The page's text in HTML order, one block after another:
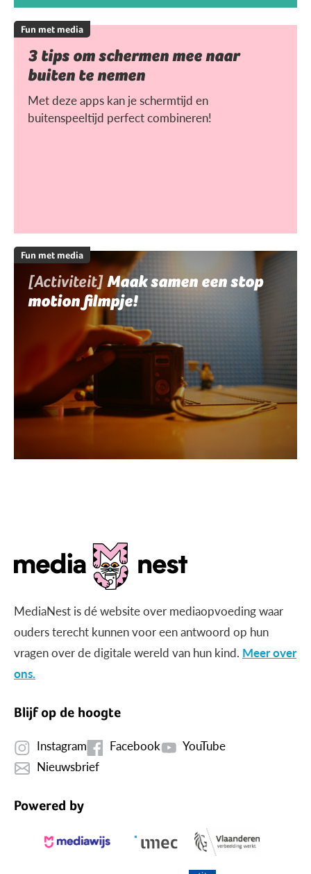
Fun met media
3 tips om schermen mee naar
buiten te nemen
Met deze apps kan je schermtijd en
buitenspeeltijd perfect combineren!
Fun met media
[Activiteit]Maak samen een stop
motion filmpje!
MediaNest is dé website over mediaopvoeding waar
ouders terecht kunnen voor een antwoord op hun
vragen over de digitale wereld van hun kind. Meer over
ons.
Blijf op de hoogte
Instagram Facebook
YouTube
Nieuwsbrief
Powered by